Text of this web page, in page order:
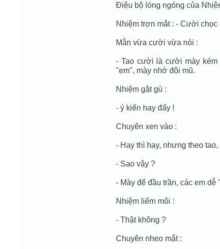
Ðiệu bộ lóng ngóng của
Nhiệm trợn mắt : - Cười chọc
Mẫn vừa cười vừa nói :
- Tao cười là cười mày kém
"em", mày nhớ đội mũ.
Nhiệm gật gù :
- ý kiến hay đấy !
Chuyên xen vào :
- Hay thì hay, nhưng theo
- Sao vậy ?
- Mày để đầu trần, các em dễ
Nhiệm liếm môi :
- Thật không ?
Chuyên nheo mắt :